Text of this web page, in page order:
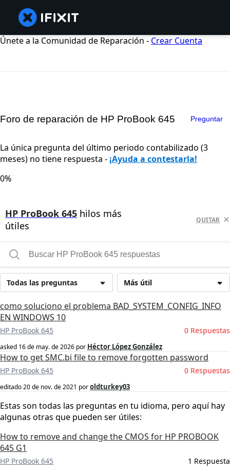
Únete a la Comunidad de Reparación - Crear Cuenta
Foro de reparación de HP ProBook 645 Preguntar
La única pregunta del último periodo contabilizado (3
meses) no tiene respuesta - ¡Ayuda a contestarla!
0%
HP ProBook 645 hilos más
útiles
QUITAR
Más útil
Todas las preguntas
como soluciono el problema BAD_SYSTEM_CONFIG_INFO
EN WINDOWS 10
HP ProBook 645 0 Respuestas
asked 16 de may. de 2026 por Héctor López González
How to get SMC.bi file to remove forgotten password
HP ProBook 645 0 Respuestas
editado20 de nov. de 2021 poroldturkey03
Estas son todas las preguntas en tu idioma, pero aquí hay
algunas otras que pueden ser útiles:
How to remove and change the CMOS for HP PROBOOK
645 G1
HP ProBook 645 1 Respuesta